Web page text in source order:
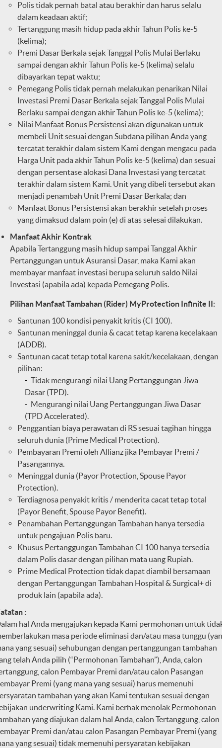
Polis tidak pernah batal atau berakhir dan harus selalu
dalam keadaan aktif;
Tertanggung masih hidup pada akhir Tahun Polis ke-5
(kelima);
Premi Dasar Berkala sejak Tanggal Polis Mulai Berlaku
sampai dengan akhir Tahun Polis ke-5 (kelima) selalu
dibayarkan tepat waktu;
Pemegang Polis tidak pernah melakukan penarikan Nilai
Investasi Premi Dasar Berkala sejak Tanggal Polis Mulai
Berlaku sampai dengan akhir Tahun Polis ke-5 (kelima);
Nilai Manfaat Bonus Persistensi akan digunakan untuk
membeli Unit sesuai dengan Subdana pilihan Anda yang
tercatat terakhir dalam sistem Kami dengan mengacu pada
Harga Unit pada akhir Tahun Polis ke-5 (kelima) dan sesuai
dengan persentase alokasi Dana Investasi yang tercatat
terakhir dalam sistem Kami. Unit yang dibeli tersebut akan
menjadi penambah Unit Premi Dasar Berkala; dan
Manfaat Bonus Persistensi akan berakhir setelah proses
yang dimaksud dalam poin (e) di atas selesai dilakukan.
Manfaat Akhir Kontrak
Apabila Tertanggung masih hidup sampai Tanggal Akhir
Pertanggungan untuk Asuransi Dasar, maka Kami akan
membayar manfaat investasi berupa seluruh saldo Nilai
Investasi (apabila ada) kepada Pemegang Polis.
Pilihan Manfaat Tambahan (Rider) MyProtection Infinite II:
Santunan 100 kondisi penyakit kritis (CI 100).
Santunan meninggal dunia & cacat tetap karena kecelakaan
(ADDB).
Santunan cacat tetap total karena sakit/kecelakaan, dengan
pilihan:
Tidak mengurangi nilai Uang Pertanggungan Jiwa
Dasar (TPD).
Mengurangi nilai Uang Pertanggungan Jiwa Dasar
(TPD Accelerated).
Penggantian biaya perawatan di RS sesuai tagihan hingga
seluruh dunia (Prime Medical Protection).
Pembayaran Premi oleh Allianz jika Pembayar Premi /
Pasangannya.
Meninggal dunia (Payor Protection, Spouse Payor
Protection).
Terdiagnosa penyakit kritis / menderita cacat tetap total
(Payor Benefit, Spouse Payor Benefit).
Penambahan Pertanggungan Tambahan hanya tersedia
untuk pengajuan Polis baru.
Khusus Pertanggungan Tambahan CI 100 hanya tersedia
dalam Polis dasar dengan pilihan mata uang Rupiah.
Prime Medical Protection tidak dapat diambil bersamaan
dengan Pertanggungan Tambahan Hospital & Surgical+ di
produk lain (apabila ada).
:
hal Anda mengajukan kepada Kami permohonan untuk
masa periode eliminasi dan/atau masa tunggu
yang sesuai) sehubungan dengan pertanggungan tambahan
telah Anda pilih (“Permohonan Tambahan”), Anda, calon
calon Pembayar Premi dan/atau calon Pasangan
Premi (yang mana yang sesuai) harus memenuhi
tambahan yang akan Kami tentukan sesuai dengan
underwriting Kami. Kami berhak menolak Permohonan
yang diajukan dalam hal Anda, calon Tertanggung, calon
Premi dan/atau calon Pasangan Pembayar Premi (yang
yang sesuai) tidak memenuhi persyaratan kebijakan